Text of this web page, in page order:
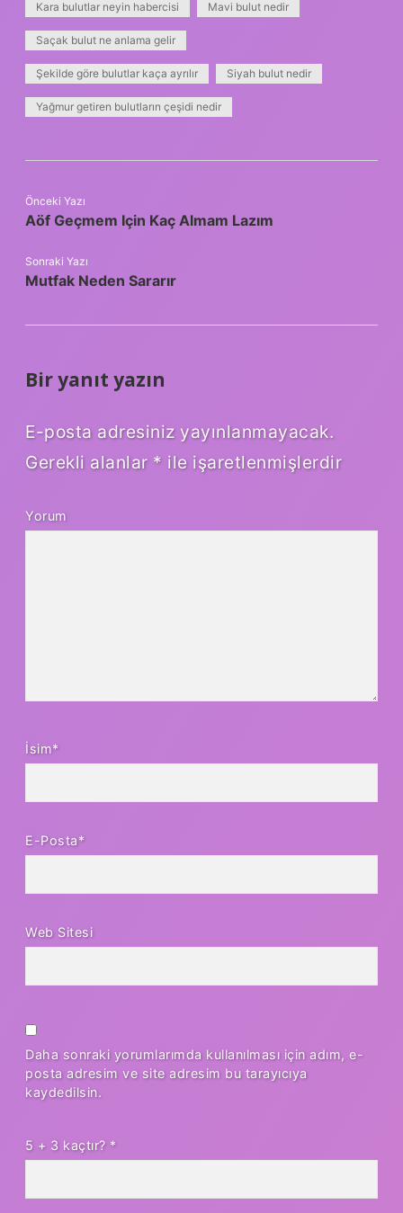
Kara bulutlar neyin habercisi Mavi bulut nedir
Saçak bulut ne anlama gelir
Şekilde göre bulutlar kaça ayrılır Siyah bulut nedir
Yağmur getiren bulutların çeşidi nedir
Önceki Yazı
Aöf Geçmem Için Kaç Almam Lazım
Sonraki Yazı
Mutfak Neden Sararır
Bir yanıt yazın
E-posta adresiniz yayınlanmayacak.
Gerekli alanlar * ile işaretlenmişlerdir
Yorum
İsim*
E-Posta*
Web Sitesi
Daha sonraki yorumlarımda kullanılması için adım, e-
posta adresim ve site adresim bu tarayıcıya
kaydedilsin.
5 + 3 kaçtır? *